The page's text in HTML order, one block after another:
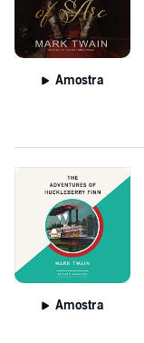
Amostra
Amostra